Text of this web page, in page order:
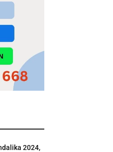
2024,